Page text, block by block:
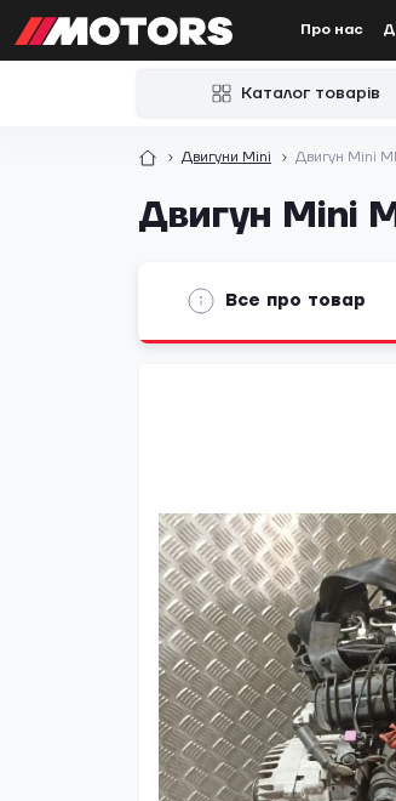
Про нас
Каталог товарів
Двигуни Mini Двигун Mini
Двигун Mini
Все про товар